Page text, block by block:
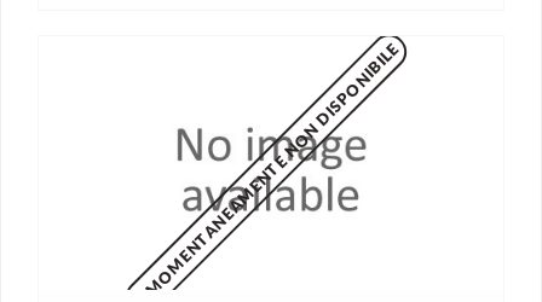
MOMENTANEAMENTE NON DISPONIBILE